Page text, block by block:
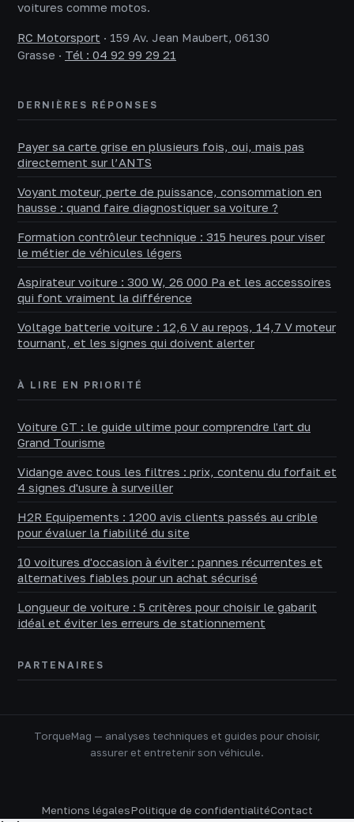
voitures comme motos.
RC Motorsport · 159 Av. Jean Maubert, 06130
Grasse · Tél : 04 92 99 29 21
DERNIÈRES RÉPONSES
Payer sa carte grise en plusieurs fois, oui, mais pas
directement sur l’ANTS
Voyant moteur, perte de puissance, consommation en
hausse : quand faire diagnostiquer sa voiture ?
Formation contrôleur technique : 315 heures pour viser
le métier de véhicules légers
Aspirateur voiture : 300 W, 26 000 Pa et les accessoires
qui font vraiment la différence
Voltage batterie voiture : 12,6 V au repos, 14,7 V moteur
tournant, et les signes qui doivent alerter
À LIRE EN PRIORITÉ
Voiture GT : le guide ultime pour comprendre l'art du
Grand Tourisme
Vidange avec tous les filtres : prix, contenu du forfait et
4 signes d'usure à surveiller
H2R Equipements : 1200 avis clients passés au crible
pour évaluer la fiabilité du site
10 voitures d'occasion à éviter : pannes récurrentes et
alternatives fiables pour un achat sécurisé
Longueur de voiture : 5 critères pour choisir le gabarit
idéal et éviter les erreurs de stationnement
PARTENAIRES
TorqueMag — analyses techniques et guides pour choisir,
assurer et entretenir son véhicule.
Mentions légalesPolitique de confidentialitéContact